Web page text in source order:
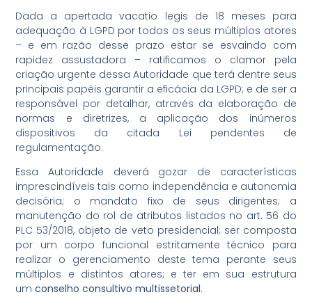
Dada a apertada vacatio legis de 18 meses para
adequação à LGPD por todos os seus múltiplos atores
– e em razão desse prazo estar se esvaindo com
rapidez assustadora – ratificamos o clamor pela
criação urgente dessa Autoridade que terá dentre seus
principais papéis garantir a eficácia da LGPD; e de ser a
responsável por detalhar, através da elaboração de
normas e diretrizes, a aplicação dos inúmeros
dispositivos da citada Lei pendentes de
regulamentação.
Essa Autoridade deverá gozar de características
imprescindíveis tais como independência e autonomia
decisória; o mandato fixo de seus dirigentes; a
manutenção do rol de atributos listados no art. 56 do
PLC 53/2018, objeto de veto presidencial; ser composta
por um corpo funcional estritamente técnico para
realizar o gerenciamento deste tema perante seus
múltiplos e distintos atores; e ter em sua estrutura
umconselho consultivo multissetorial.